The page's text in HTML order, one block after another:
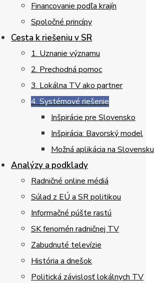
Financovanie podľa krajín
Spoločné princípy
Cesta k riešeniu v SR
1. Uznanie významu
2. Prechodná pomoc
3. Lokálna TV ako partner
4. Systémové riešenie
Inšpirácie pre Slovensko
Inšpirácia: Bavorský model
Možná aplikácia na Slovensku
Analýzy a podklady
Radničné online médiá
Súlad z EÚ a SR politikou
Informačné púšte rastú
SK fenomén radničnej TV
Zabudnuté televízie
História a dnešok
Politická závislosť lokálnych TV